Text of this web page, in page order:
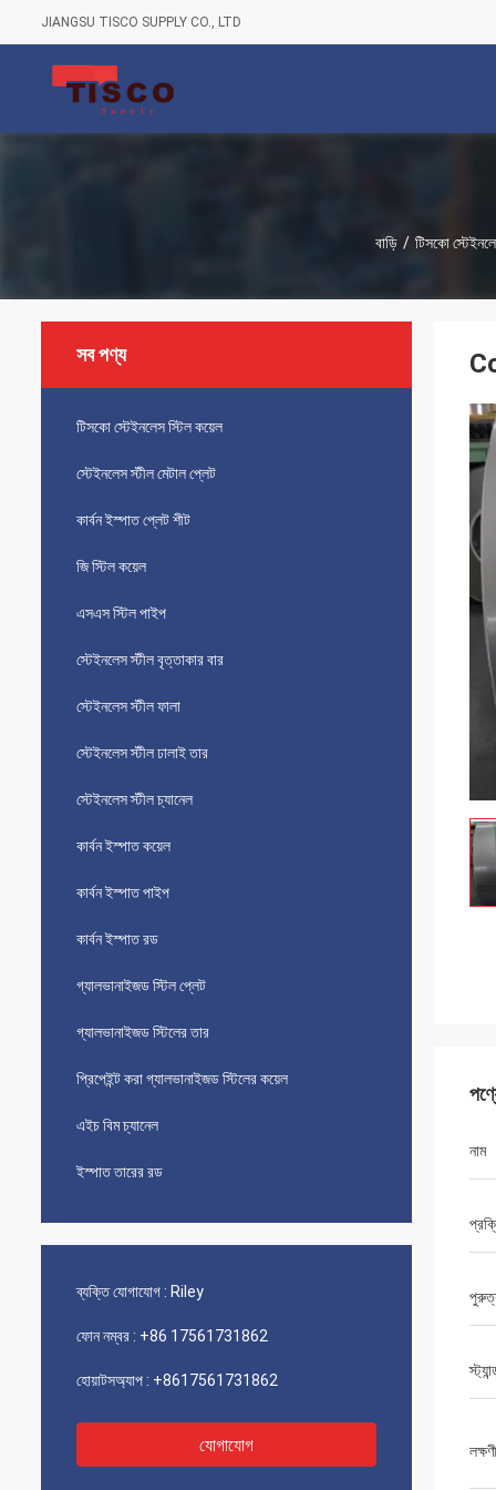
JIANGSU TISCO SUPPLY CO., LTD
বাড়ি / টিসকো
সব পণ্য
টিসকো স্টেইনলেস স্টিল কয়েল
স্টেইনলেস স্টীল মেটাল প্লেট
কার্বন ইস্পাত প্লেট শীট
জি স্টিল কয়েল
এসএস স্টিল পাইপ
স্টেইনলেস স্টীল বৃত্তাকার বার
স্টেইনলেস স্টীল ফালা
স্টেইনলেস স্টীল ঢালাই তার
স্টেইনলেস স্টীল চ্যানেল
কার্বন ইস্পাত কয়েল
কার্বন ইস্পাত পাইপ
কার্বন ইস্পাত রড
গ্যালভানাইজড স্টিল প্লেট
গ্যালভানাইজড স্টিলের তার
প্রিপেইন্ট করা গ্যালভানাইজড স্টিলের কয়েল
এইচ বিম চ্যানেল
ইস্পাত তারের রড
ব্যক্তি যোগাযোগ : Riley
ফোন নম্বর : +86 17561731862
হোয়াটসঅ্যাপ : +8617561731862
যোগাযোগ
নাম